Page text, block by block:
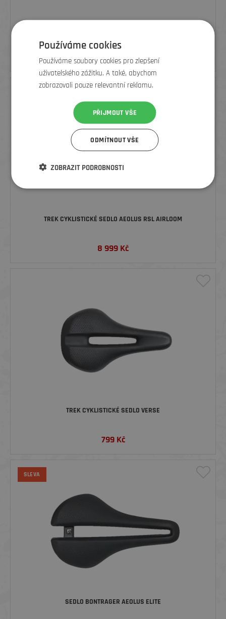
1 150Kč
TREK CYKLISTICKÉ SEDLO AEOLUS RSL AIRLOOM
8 999 Kč
TREK CYKLISTICKÉ SEDLO VERSE
799Kč
SLEVA
SEDLO BONTRAGER AEOLUS ELITE
Používáme cookies
Používáme soubory cookies pro zlepšení
uživatelského zážitku. A také, abychom
zobrazovali pouze relevantní reklamu.
PŘIJMOUT VŠE
ODMÍTNOUT VŠE
ZOBRAZIT PODROBNOSTI